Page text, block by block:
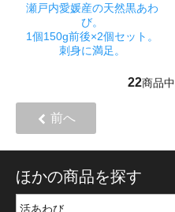
瀬戸内愛媛産の天然黒あわ
び。
1個150g前後×2個セット。
刺身に満足。
22商品中
前へ
ほかの商品を探す